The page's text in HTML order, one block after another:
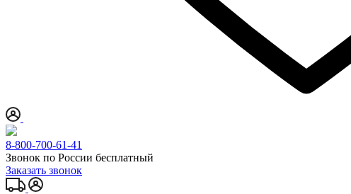
8-800-700-61-41
Звонок по России бесплатный
Заказать звонок